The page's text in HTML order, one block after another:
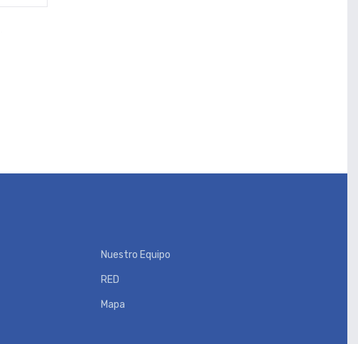
Nuestro Equipo
RED
Mapa